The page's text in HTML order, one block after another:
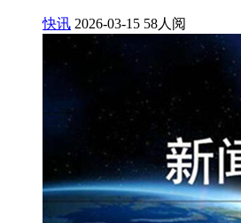
快讯 2026-03-15 58人阅